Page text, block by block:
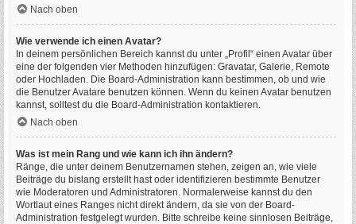
Nach oben
Wie verwende ich einen Avatar?
In deinem persönlichen Bereich kannst du unter „Profil“ einen Avatar über
eine der folgenden vier Methoden hinzufügen: Gravatar, Galerie, Remote
oder Hochladen. Die Board-Administration kann bestimmen, ob und wie
die Benutzer Avatare benutzen können. Wenn du keinen Avatar benutzen
kannst, solltest du die Board-Administration kontaktieren.
Nach oben
Was ist mein Rang und wie kann ich ihn ändern?
Ränge, die unter deinem Benutzernamen stehen, zeigen an, wie viele
Beiträge du bislang erstellt hast oder identifizieren bestimmte Benutzer
wie Moderatoren und Administratoren. Normalerweise kannst du den
Wortlaut eines Ranges nicht direkt ändern, da sie von der Board-
Administration festgelegt wurden. Bitte schreibe keine sinnlosen Beiträge,